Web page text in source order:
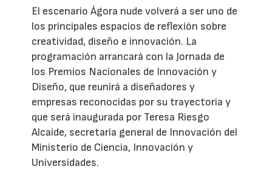
El escenario Ágora nude volverá a ser uno de
los principales espacios de reflexión sobre
creatividad, diseño e innovación. La
programación arrancará con la Jornada de
los Premios Nacionales de Innovación y
Diseño, que reunirá a diseñadores y
empresas reconocidas por su trayectoria y
que será inaugurada por Teresa Riesgo
Alcaide, secretaria general de Innovación del
Ministerio de Ciencia, Innovación y
Universidades.